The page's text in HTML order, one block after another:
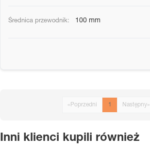
100 mm
« Poprzedni 1 Następny»
Inni klienci kupili również